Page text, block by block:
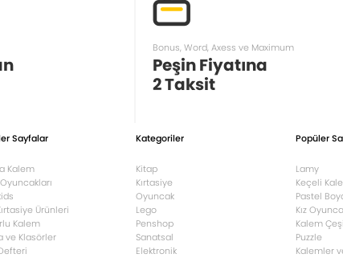
Bonus, Word, Axess ve Maximum
Peşin Fiyatına
2 Taksit
Sayfalar
Kalem
Ürünleri
Kalem
ve Klasörler
Kategoriler
Kitap
Kırtasiye
Oyuncak
Lego
Penshop
Sanatsal
Elektronik
Popüler
Lamy
Keçeli
Pastel
Kız
Kalem
Puzzle
Kalemler